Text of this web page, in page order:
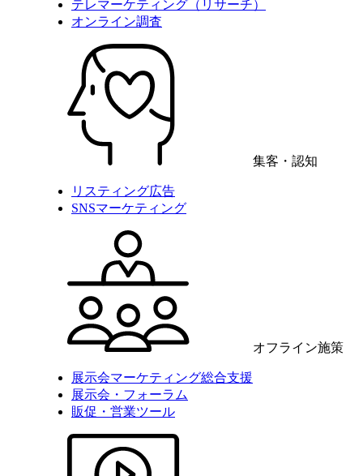
テレマーケティング（リサーチ）
オンライン調査
集客・認知
リスティング広告
SNSマーケティング
オフライン施策
展示会マーケティング総合支援
展示会・フォーラム
販促・営業ツール